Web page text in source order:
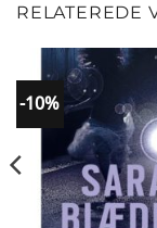
RELATEREDE
-10%